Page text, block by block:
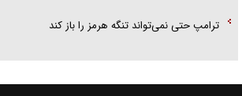
ترامپ حتی نمی‌تواند تنگه هرمز را باز کند